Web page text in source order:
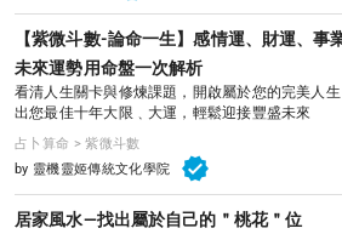
【紫微斗數-論命一生】感情運、財運、事
未來運勢用命盤一次解析
看清人生關卡與修煉課題，開啟屬於您的完美人
出您最佳十年大限﹑大運，輕鬆迎接豐盛未來
占卜算命 > 紫微斗數
by 靈機靈姬傳統文化學院
居家風水—找出屬於自己的＂桃花＂位